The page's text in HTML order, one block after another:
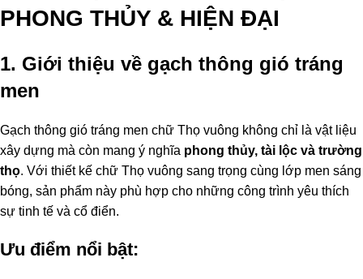
PHONG THỦY & HIỆN ĐẠI
1. Giới thiệu về gạch thông gió tráng
men
Gạch thông gió tráng men chữ Thọ vuông không chỉ là vật liệu
xây dựng mà còn mang ý nghĩa phong thủy, tài lộc và trường
thọ. Với thiết kế chữ Thọ vuông sang trọng cùng lớp men sáng
bóng, sản phẩm này phù hợp cho những công trình yêu thích
sự tinh tế và cổ điển.
Ưu điểm nổi bật: